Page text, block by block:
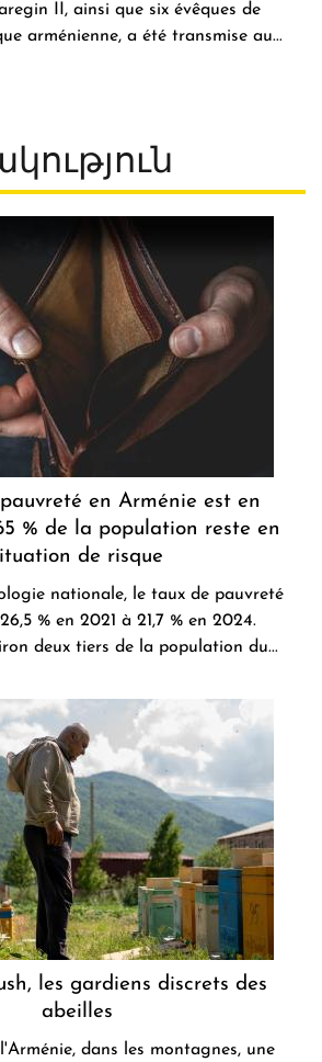
II, ainsi que six évêques de
arménienne, a été transmise au...
en Arménie est en
% de la population reste en
de risque
nationale, le taux de pauvreté
% en 2021 à 21,7 % en 2024.
deux tiers de la population du...
les gardiens discrets des
abeilles
dans les montagnes, une